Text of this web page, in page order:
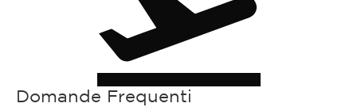
Domande Frequenti